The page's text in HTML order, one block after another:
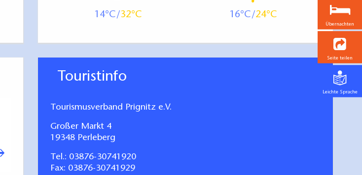
14 32 16 24
Touristinfo
Tourismusverband Prignitz e.V.
Großer Markt 4
19348 Perleberg
Tel.: 03876-30741920
Fax: 03876-30741929
Übernachten
Seite teilen
Leichte Sprache